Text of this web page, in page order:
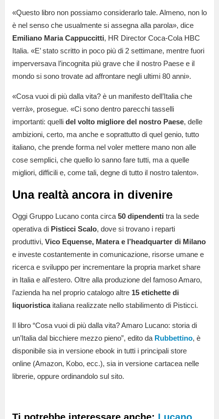
«Questo libro non possiamo considerarlo tale. Almeno, non lo
è nel senso che usualmente si assegna alla parola», dice
Emiliano Maria Cappuccitti, HR Director Coca-Cola HBC
Italia. «E’ stato scritto in poco più di 2 settimane, mentre fuori
imperversava l’incognita più grave che il nostro Paese e il
mondo si sono trovate ad affrontare negli ultimi 80 anni».
«Cosa vuoi di più dalla vita? è un manifesto dell’Italia che
verrà», prosegue. «Ci sono dentro parecchi tasselli
importanti: quelli del volto migliore del nostro Paese, delle
ambizioni, certo, ma anche e soprattutto di quel genio, tutto
italiano, che prende forma nel voler mettere mano non alle
cose semplici, che quello lo sanno fare tutti, ma a quelle
migliori, difficili e, come tali, degne di tutto il nostro talento».
Una realtà ancora in divenire
Oggi Gruppo Lucano conta circa 50 dipendenti tra la sede
operativa di Pisticci Scalo, dove si trovano i reparti
produttivi, Vico Equense, Matera e l’headquarter di Milano
e investe costantemente in comunicazione, risorse umane e
ricerca e sviluppo per incrementare la propria market share
in Italia e all’estero. Oltre alla produzione del famoso Amaro,
l’azienda ha nel proprio catalogo altre 15 etichette di
liquoristicaitaliana realizzate nello stabilimento di Pisticci.
Il libro “Cosa vuoi di più dalla vita? Amaro Lucano: storia di
un’Italia dal bicchiere mezzo pieno”, edito da Rubbettino, è
disponibile sia in versione ebook in tutti i principali store
online (Amazon, Kobo, ecc.), sia in versione cartacea nelle
librerie, oppure ordinandolo sul sito.